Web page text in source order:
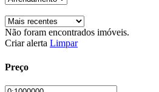
Não foram encontrados imóveis.
Criar alerta Limpar
Preço